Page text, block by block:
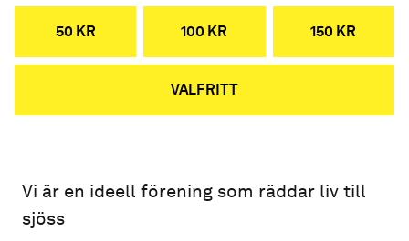
50 KR 100 KR 150 KR
VALFRITT
Vi är en ideell förening som räddar liv till
sjöss